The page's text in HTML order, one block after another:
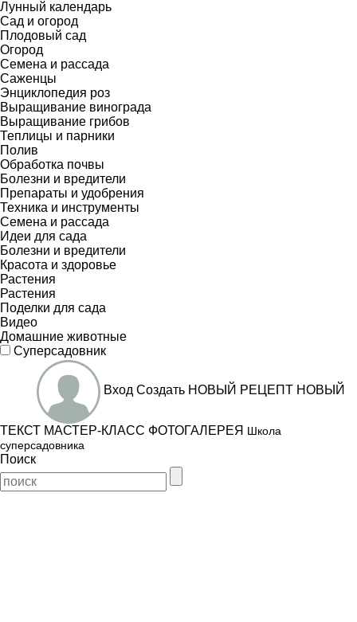
Лунный календарь
Сад и огород
Плодовый сад
Огород
Семена и рассада
Саженцы
Энциклопедия роз
Выращивание винограда
Выращивание грибов
Теплицы и парники
Полив
Обработка почвы
Болезни и вредители
Препараты и удобрения
Техника и инструменты
Семена и рассада
Идеи для сада
Болезни и вредители
Красота и здоровье
Растения
Растения
Поделки для сада
Видео
Домашние животные
Суперсадовник
Вход Создать НОВЫЙ РЕЦЕПТ НОВЫЙ
ТЕКСТ МАСТЕР-КЛАСС ФОТОГАЛЕРЕЯ Школа
суперсадовника
Поиск